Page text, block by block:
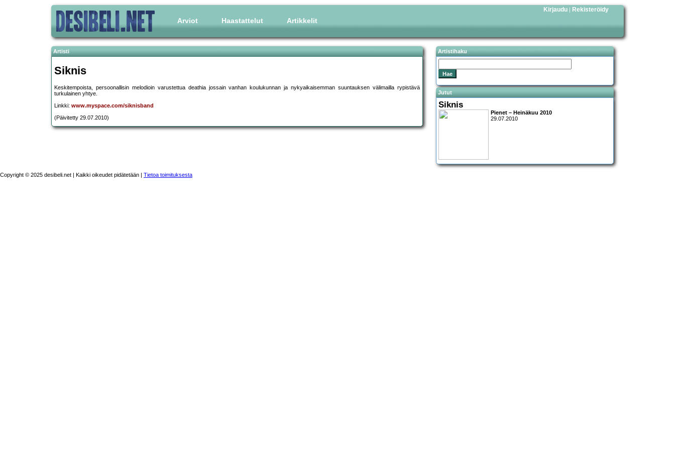
Arviot Haastattelut Artikkelit
Kirjaudu | Rekisteröidy
Artisti
Siknis
Keskitempoista, persoonallisin melodioin varustettua deathia jossain vanhan koulukunnan ja nykyaikaisemman suuntauksen välimailla rypistävä
turkulainen yhtye.
Linkki: www.myspace.com/siknisband
(Päivitetty 29.07.2010)
Artistihaku
Jutut
Siknis
Pienet – Heinäkuu 2010
29.07.2010
Copyright © 2025 desibeli.net | Kaikki oikeudet pidätetään | Tietoa toimituksesta